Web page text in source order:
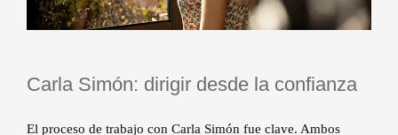
Carla Simón: dirigir desde la confianza
El proceso de trabajo con Carla Simón fue clave. Ambos